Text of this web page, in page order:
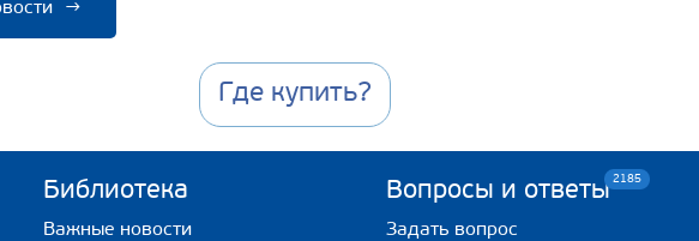
→
Где купить?
Библиотека
Важные новости
Вопросы и ответы2185
Задать вопрос